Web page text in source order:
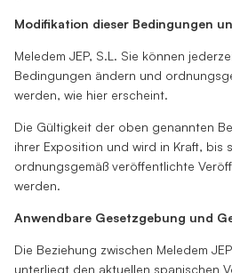
Modifikation dieser Bedingungen
Meledem JEP, S.L. Sie können
Bedingungen ändern und
werden, wie hier erscheint.
Die Gültigkeit der oben genannten
ihrer Exposition und wird in Kraft, bis
ordnungsgemäß veröffentlichte
werden.
Anwendbare Gesetzgebung und
Die Beziehung zwischen Meledem
unterliegt den aktuellen spanischen